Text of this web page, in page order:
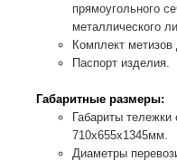
прямоугольного
металлического
Комплект метизов
Паспорт изделия.
Габаритные размеры:
Габариты
710х655х1345мм.
Диаметры